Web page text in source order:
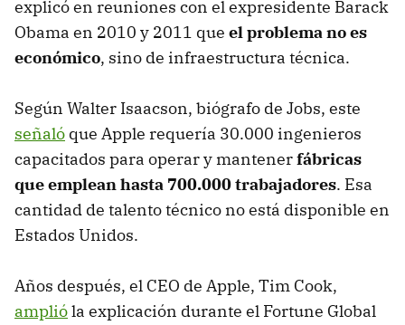
explicó en reuniones con el expresidente Barack
Obama en 2010 y 2011 que el problema no es
económico, sino de infraestructura técnica.
Según Walter Isaacson, biógrafo de Jobs, este
señaló que Apple requería 30.000 ingenieros
capacitados para operar y mantenerfábricas
que emplean hasta 700.000 trabajadores. Esa
cantidad de talento técnico no está disponible en
Estados Unidos.
Años después, el CEO de Apple, Tim Cook,
amplióla explicación durante el Fortune Global